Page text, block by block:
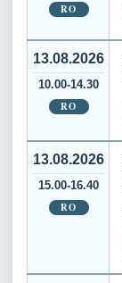
RO
13.08.2026
10.00-14.30
RO
13.08.2026
15.00-16.40
RO